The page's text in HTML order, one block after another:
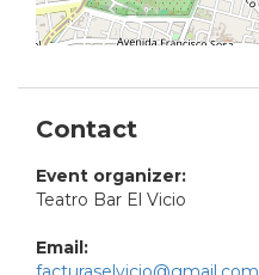
Contact
Event organizer:
Teatro Bar El Vicio
Email: